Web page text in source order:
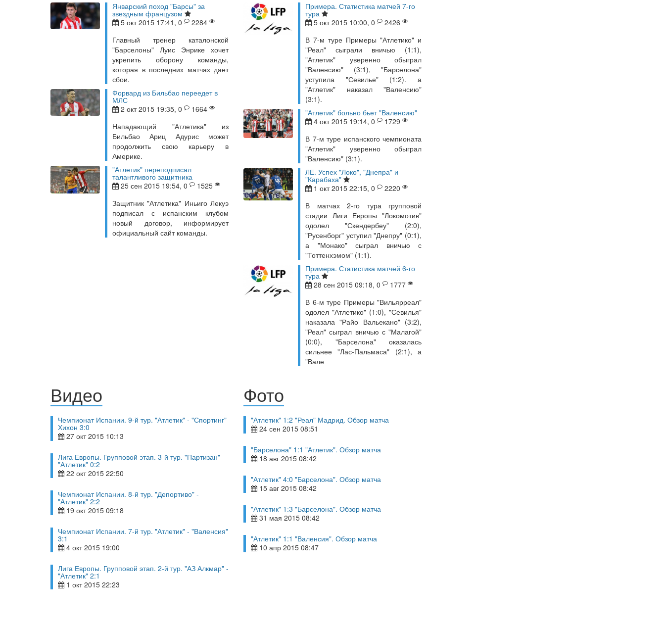
Январский поход "Барсы" за
звездным французом
5 окт 2015 17:41, 0
2284
Главный тренер каталонской
"Барселоны" Луис Энрике хочет
укрепить оборону команды,
которая в последних матчах дает
сбои.
Форвард из Бильбао переедет в
МЛС
2 окт 2015 19:35, 0
1664
Нападающий "Атлетика" из
Бильбао Ариц Адурис может
продолжить свою карьеру в
Америке.
"Атлетик" переподписал
талантливого защитника
25 сен 2015 19:54, 0
1525
Защитник "Атлетика" Иньиго Лекуэ
подписал с испанским клубом
новый договор, информирует
официальный сайт команды.
Примера. Статистика матчей 7-го
тура
5 окт 2015 10:00, 0
2426
В 7-м туре Примеры "Атлетико" и
"Реал" сыграли вничью (1:1),
"Атлетик" уверенно обыграл
"Валенсию" (3:1), "Барселона"
уступила "Севилье" (1:2). а
"Атлетик" наказал "Валенсию"
(3:1).
"Атлетик" больно бьет "Валенсию"
4 окт 2015 19:14, 0
1729
В 7-м туре испанского чемпионата
"Атлетик" уверенно обыграл
"Валенсию" (3:1).
ЛЕ. Успех "Локо", "Днепра" и
"Карабаха"
1 окт 2015 22:15, 0
2220
В матчах 2-го тура групповой
стадии Лиги Европы "Локомотив"
одолел "Скендербеу" (2:0),
"Русенборг" уступил "Днепру" (0:1),
а "Монако" сыграл вничью с
"Тоттенхэмом" (1:1).
Примера. Статистика матчей 6-го
тура
28 сен 2015 09:18, 0
1777
В 6-м туре Примеры "Вильярреал"
одолел "Атлетико" (1:0), "Севилья"
наказала "Райо Вальекано" (3:2),
"Реал" сыграл вничью с "Малагой"
(0:0), "Барселона" оказалась
сильнее "Лас-Пальмаса" (2:1), а
"Вале
Видео
Чемпионат Испании. 9-й тур. "Атлетик" - "Спортинг"
Хихон 3:0
27 окт 2015 10:13
Лига Европы. Групповой этап. 3-й тур. "Партизан" -
"Атлетик" 0:2
22 окт 2015 22:50
Чемпионат Испании. 8-й тур. "Депортиво" -
"Атлетик" 2:2
19 окт 2015 09:18
Чемпионат Испании. 7-й тур. "Атлетик" - "Валенсия"
3:1
4 окт 2015 19:00
Лига Европы. Групповой этап. 2-й тур. "АЗ Алкмар" -
"Атлетик" 2:1
1 окт 2015 22:23
Фото
"Атлетик" 1:2 "Реал" Мадрид. Обзор матча
24 сен 2015 08:51
"Барселона" 1:1 "Атлетик". Обзор матча
18 авг 2015 08:42
"Атлетик" 4:0 "Барселона". Обзор матча
15 авг 2015 08:42
"Атлетик" 1:3 "Барселона". Обзор матча
31 мая 2015 08:42
"Атлетик" 1:1 "Валенсия". Обзор матча
10 апр 2015 08:47